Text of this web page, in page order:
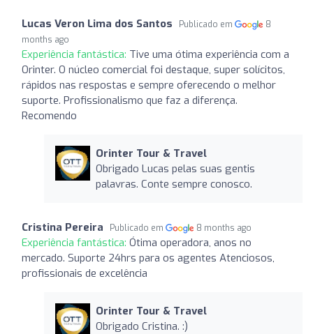
Lucas Veron Lima dos Santos Publicado em
8
months ago
Experiência fantástica: Tive uma ótima experiência com a
Orinter. O núcleo comercial foi destaque, super solícitos,
rápidos nas respostas e sempre oferecendo o melhor
suporte. Profissionalismo que faz a diferença.
Recomendo
Orinter Tour & Travel
Obrigado Lucas pelas suas gentis
palavras. Conte sempre conosco.
Cristina Pereira Publicado em 8 months ago
Experiência fantástica: Ótima operadora, anos no
mercado. Suporte 24hrs para os agentes Atenciosos,
profissionais de excelência
Orinter Tour & Travel
Obrigado Cristina. :)